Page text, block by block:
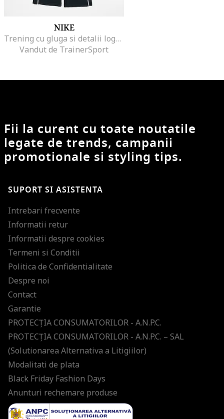
NIKE
Trening cu gluga si detalii logo, Negru
Vandut de TrainerSport
Fii la curent cu toate noutatile
legate de trends, campanii
promotionale si styling tips.
SUPORT SI ASISTENTA
Intrebari frecvente
Informatii retur
Informatii despre cookies
Termeni si Conditii
Politica de Confidentialitate
Despre noi
Contact
Garantie
PROTECŢIA CONSUMATORILOR - A.N.P.C.
PROTECŢIA CONSUMATORILOR - A.N.P.C. – SAL
(Solutionarea Alternativa a Litigiilor)
Modalitati de plata
Black Friday Fashion Days
Anunturi rechemare produse